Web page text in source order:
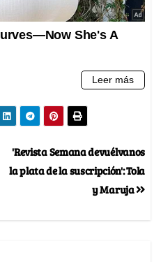
'Revista Semana devuélvanos
la plata de la suscripción': Tola
y Maruja